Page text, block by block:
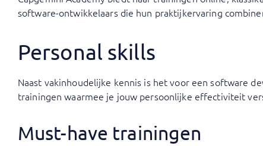
software-ontwikkelaars die hun praktijkervaring
Personal skills
Naast vakinhoudelijke kennis is het voor een software
trainingen waarmee je jouw persoonlijke effectiviteit
Must-have trainingen